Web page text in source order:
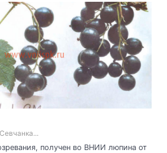
Севчанка...
получен во ВНИИ люпина от